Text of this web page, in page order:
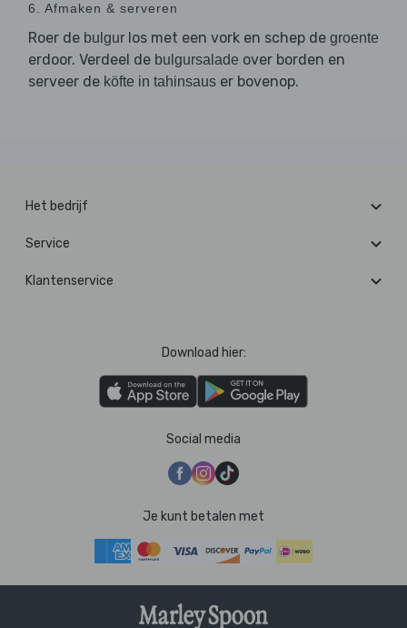
6. Afmaken & serveren
Roer de bulgur los met een vork en schep de groente
erdoor. Verdeel de bulgursalade over borden en
serveer de köfte in tahinsaus er bovenop.
Het bedrijf
Service
Klantenservice
Download hier:
Social media
Je kunt betalen met